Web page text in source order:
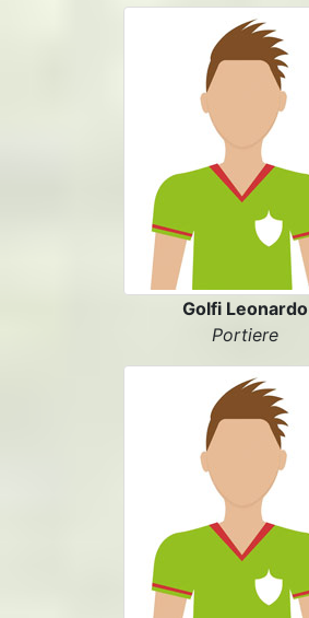
Golfi Leonardo
Portiere